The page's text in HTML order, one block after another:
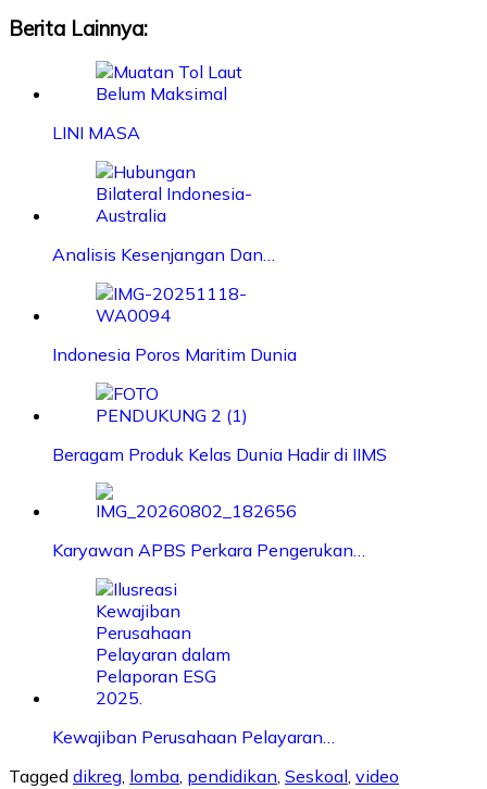
Berita Lainnya:
LINI MASA
Analisis Kesenjangan Dan…
Indonesia Poros Maritim Dunia
Beragam Produk Kelas Dunia Hadir di IIMS
Karyawan APBS Perkara Pengerukan…
Kewajiban Perusahaan Pelayaran…
Tagged dikreg, lomba, pendidikan, Seskoal, video